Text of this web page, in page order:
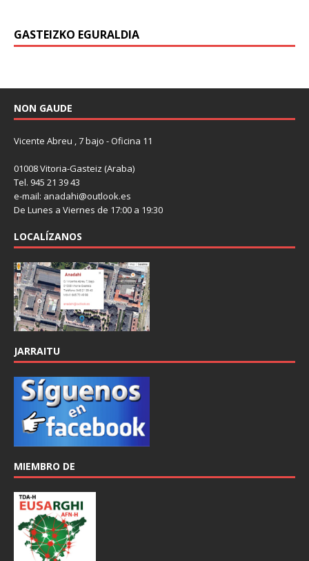
GASTEIZKO EGURALDIA
NON GAUDE
Vicente Abreu , 7 bajo - Oficina 11
01008 Vitoria-Gasteiz (Araba)
Tel. 945 21 39 43
e-mail: anadahi@outlook.es
De Lunes a Viernes de 17:00 a 19:30
LOCALÍZANOS
JARRAITU
MIEMBRO DE